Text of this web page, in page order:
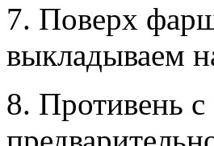
7. Поверх
выкладываем
8. Противень